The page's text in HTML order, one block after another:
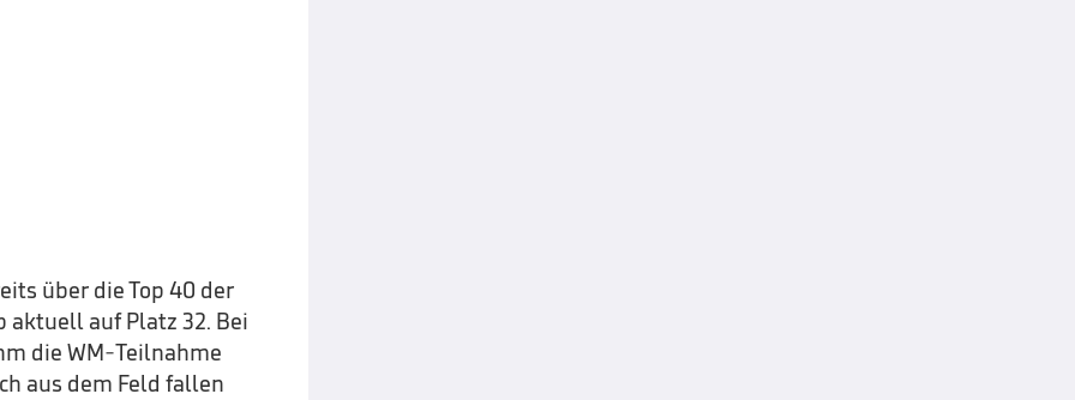
über die Top 40 der
aktuell auf Platz 32. Bei
die WM-Teilnahme
aus dem Feld fallen